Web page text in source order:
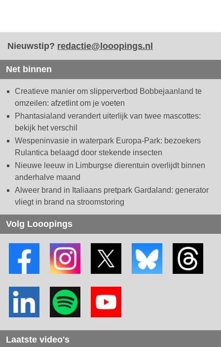
Nieuwstip? redactie@looopings.nl
Net binnen
Creatieve manier om slipperverbod Bobbejaanland te
omzeilen: afzetlint om je voeten
Phantasialand verandert uiterlijk van twee mascottes:
bekijk het verschil
Wespeninvasie in waterpark Europa-Park: bezoekers
Rulantica belaagd door stekende insecten
Nieuwe leeuw in Limburgse dierentuin overlijdt binnen
anderhalve maand
Alweer brand in Italiaans pretpark Gardaland: generator
vliegt in brand na stroomstoring
Volg Looopings
Laatste video's